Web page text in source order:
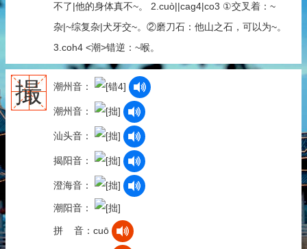
不了|他的身体真不~。 2.cuò||cag4|co3 ①交叉着：~
杂|~综复杂|犬牙交~。②磨刀石：他山之石，可以为~。
3.coh4 <潮>错逆：~喉。
撮 潮州音：
潮州音：
汕头音：
揭阳音：
澄海音：
潮阳音：
拼 音：cuō